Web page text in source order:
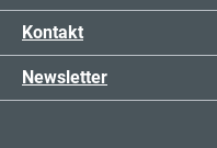
Kontakt
Newsletter